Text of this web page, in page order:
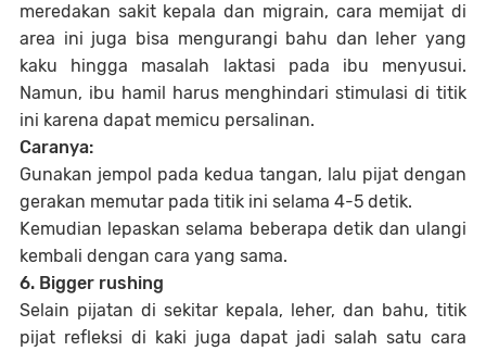
meredakan sakit kepala dan migrain, cara memijat di
area ini juga bisa mengurangi bahu dan leher yang
kaku hingga masalah laktasi pada ibu menyusui.
Namun, ibu hamil harus menghindari stimulasi di titik
ini karena dapat memicu persalinan.
Caranya:
Gunakan jempol pada kedua tangan, lalu pijat dengan
gerakan memutar pada titik ini selama 4-5 detik.
Kemudian lepaskan selama beberapa detik dan ulangi
kembali dengan cara yang sama.
6. Bigger rushing
Selain pijatan di sekitar kepala, leher, dan bahu, titik
pijat refleksi di kaki juga dapat jadi salah satu cara